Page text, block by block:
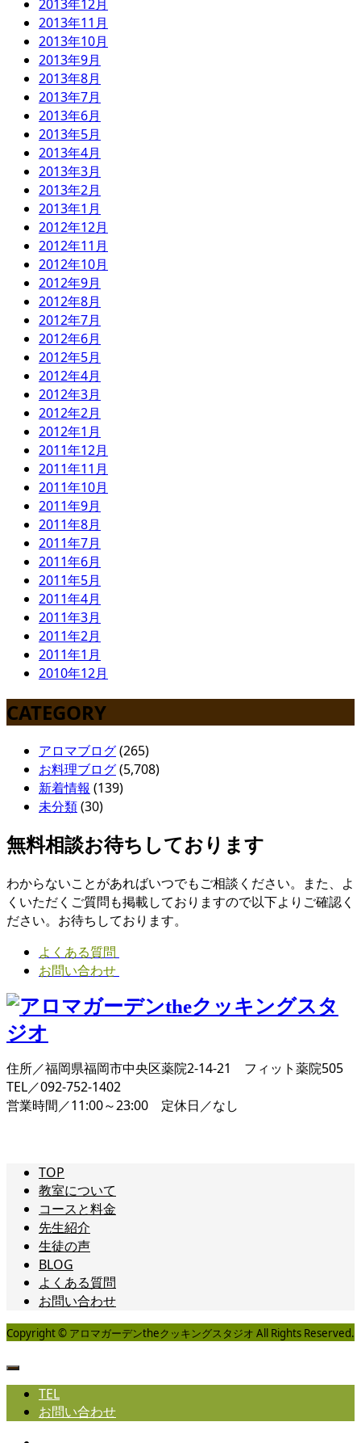
2013年12月
2013年11月
2013年10月
2013年9月
2013年8月
2013年7月
2013年6月
2013年5月
2013年4月
2013年3月
2013年2月
2013年1月
2012年12月
2012年11月
2012年10月
2012年9月
2012年8月
2012年7月
2012年6月
2012年5月
2012年4月
2012年3月
2012年2月
2012年1月
2011年12月
2011年11月
2011年10月
2011年9月
2011年8月
2011年7月
2011年6月
2011年5月
2011年4月
2011年3月
2011年2月
2011年1月
2010年12月
CATEGORY
アロマブログ(265)
お料理ブログ(5,708)
新着情報 (139)
未分類(30)
無料相談お待ちしております
わからないことがあればいつでもご相談ください。また、よ
くいただくご質問も掲載しておりますので以下よりご確認く
ださい。お待ちしております。
よくある質問
お問い合わせ
住所／福岡県福岡市中央区薬院2-14-21 フィット薬院505
TEL／092-752-1402
営業時間／11:00～23:00 定休日／なし
TOP
教室について
コースと料金
先生紹介
生徒の声
BLOG
よくある質問
お問い合わせ
Copyright © アロマガーデンtheクッキングスタジオ All Rights Reserved.
TEL
お問い合わせ